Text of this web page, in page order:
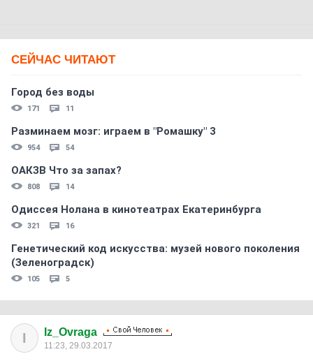
СЕЙЧАС ЧИТАЮТ
Город без воды
171 11
Разминаем мозг: играем в "Ромашку" 3
954 54
ОАКЗВ Что за запах?
808 14
Одиссея Нолана в кинотеатрах Екатеринбурга
321 16
Генетический код искусства: музей нового поколения
(Зеленоградск)
105 5
I Iz_Ovraga
11:23, 29.03.2017